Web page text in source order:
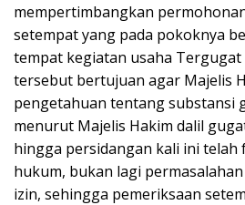
mempertimbangkan
setempat yang pada pokoknya
tempat kegiatan usaha Tergugat
tersebut bertujuan agar Majelis
pengetahuan tentang substansi
menurut Majelis Hakim dalil
hingga persidangan kali ini telah
hukum, bukan lagi
izin, sehingga pemeriksaan